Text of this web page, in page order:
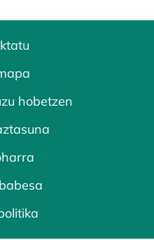
hobetzen